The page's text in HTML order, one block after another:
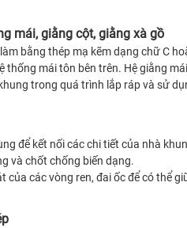
mái, giằng cột, giằng xà gồ
bằng thép mạ kẽm dạng chữ C
thống mái tôn bên trên. Hệ giằng
trong quá trình lắp ráp và sử
để kết nối các chi tiết của nhà
và chốt chống biến dạng.
của các vòng ren, đai ốc để có thể